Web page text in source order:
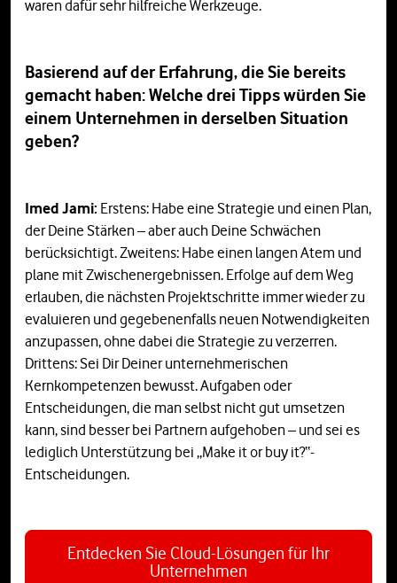
waren dafür sehr hilfreiche Werkzeuge.
Basierend auf der Erfahrung, die Sie bereits
gemacht haben: Welche drei Tipps würden Sie
einem Unternehmen in derselben Situation
geben?
Imed Jami: Erstens: Habe eine Strategie und einen Plan,
der Deine Stärken – aber auch Deine Schwächen
berücksichtigt. Zweitens: Habe einen langen Atem und
plane mit Zwischenergebnissen. Erfolge auf dem Weg
erlauben, die nächsten Projektschritte immer wieder zu
evaluieren und gegebenenfalls neuen Notwendigkeiten
anzupassen, ohne dabei die Strategie zu verzerren.
Drittens: Sei Dir Deiner unternehmerischen
Kernkompetenzen bewusst. Aufgaben oder
Entscheidungen, die man selbst nicht gut umsetzen
kann, sind besser bei Partnern aufgehoben – und sei es
lediglich Unterstützung bei „Make it or buy it?“-
Entscheidungen.
Entdecken Sie Cloud-Lösungen für Ihr
Unternehmen